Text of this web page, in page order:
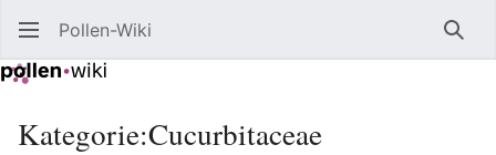
Pollen-Wiki
Kategorie:Cucurbitaceae